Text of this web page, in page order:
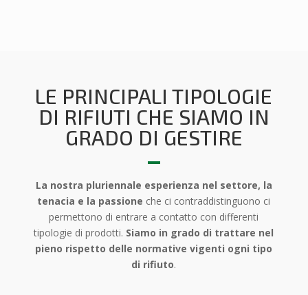
LE PRINCIPALI TIPOLOGIE
DI RIFIUTI CHE SIAMO IN
GRADO DI GESTIRE
La nostra pluriennale esperienza nel settore, la
tenacia e la passione che ci contraddistinguono ci
permettono di entrare a contatto con differenti
tipologie di prodotti. Siamo in grado di trattare nel
pieno rispetto delle normative vigenti ogni tipo
di rifiuto.